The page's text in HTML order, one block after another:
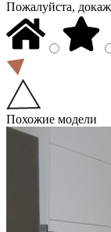
Пожалуйста,
Похожие модели